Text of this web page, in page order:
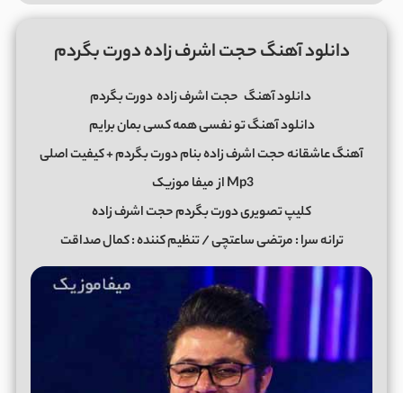
دانلود آهنگ حجت اشرف زاده دورت بگردم
دانلود آهنگ حجت اشرف زادهدورت بگردم
دانلود آهنگ تو نفسی همه کسی بمان برایم
آهنگ عاشقانه حجت اشرف زاده بنام دورت بگردم + کیفیت اصلی
Mp3 از
میفا موزیک
کلیپ تصویری دورت بگردم حجت اشرف زاده
ترانه سرا : مرتضی ساعتچی / تنظیم کننده : کمال صداقت